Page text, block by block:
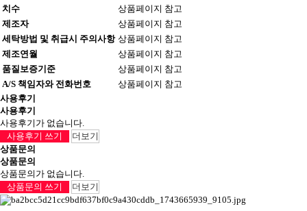
치수
상품페이지 참고
제조자
상품페이지 참고
세탁방법 및 취급시 주의사항 상품페이지 참고
제조연월
상품페이지 참고
품질보증기준
상품페이지 참고
A/S 책임자와 전화번호
상품페이지 참고
사용후기
사용후기
사용후기가 없습니다.
사용후기 쓰기
더보기
상품문의
상품문의
상품문의가 없습니다.
상품문의 쓰기
더보기